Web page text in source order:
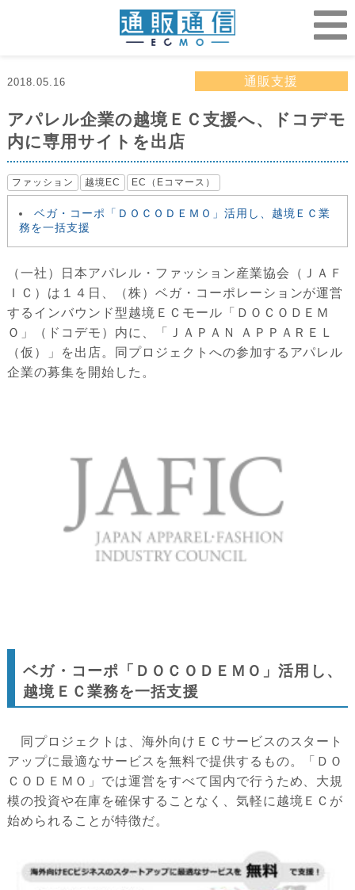
2018.05.16 通販支援
アパレル企業の越境ＥＣ支援へ、ドコデモ
内に専用サイトを出店
ファッション 越境EC EC（Eコマース）
ベガ・コーポ「ＤＯＣＯＤＥＭＯ」活用し、越境ＥＣ業
務を一括支援
（一社）日本アパレル・ファッション産業協会（ＪＡＦ
ＩＣ）は１４日、（株）ベガ・コーポレーションが運営
するインバウンド型越境ＥＣモール「ＤＯＣＯＤＥＭ
Ｏ」（ドコデモ）内に、「ＪＡＰＡＮ ＡＰＰＡＲＥＬ
（仮）」を出店。同プロジェクトへの参加するアパレル
企業の募集を開始した。
ベガ・コーポ「ＤＯＣＯＤＥＭＯ」活用し、
越境ＥＣ業務を一括支援
同プロジェクトは、海外向けＥＣサービスのスタート
アップに最適なサービスを無料で提供するもの。「ＤＯ
ＣＯＤＥＭＯ」では運営をすべて国内で行うため、大規
模の投資や在庫を確保することなく、気軽に越境ＥＣが
始められることが特徴だ。